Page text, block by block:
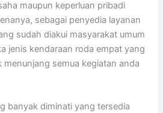
maupun keperluan pribadi
sebagai penyedia layanan
sudah diakui masyarakat umum
jenis kendaraan roda empat yang
semua kegiatan anda
banyak diminati yang tersedia